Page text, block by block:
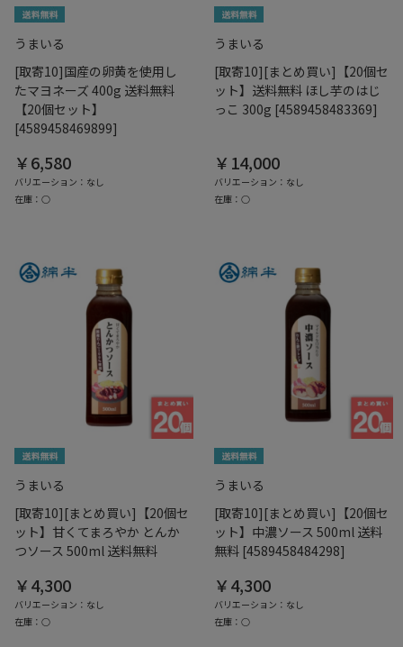
うまいる
[取寄10]国産の卵黄を使用し
たマヨネーズ 400g 送料無料
【20個セット】
[4589458469899]
￥6,580
バリエーション：なし
在庫：○
うまいる
[取寄10][まとめ買い]【20個セ
ット】送料無料 ほし芋のはじ
っこ 300g [4589458483369]
￥14,000
バリエーション：なし
在庫：○
うまいる
[取寄10][まとめ買い]【20個セ
ット】甘くてまろやか とんか
つソース 500ml 送料無料
￥4,300
バリエーション：なし
在庫：○
うまいる
[取寄10][まとめ買い]【20個セ
ット】中濃ソース 500ml 送料
無料 [4589458484298]
￥4,300
バリエーション：なし
在庫：○